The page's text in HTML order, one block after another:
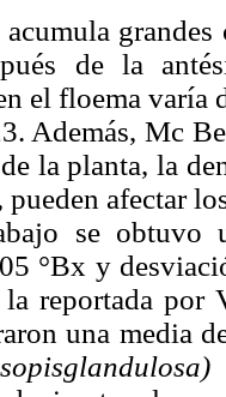
grandes
de la
el floema varía
Además, Mc
la planta, la
afectar
se
°Bx y
reportada por
una media